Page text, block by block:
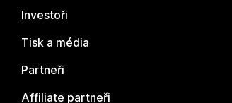
Investoři
Tisk a média
Partneři
Affiliate partneři